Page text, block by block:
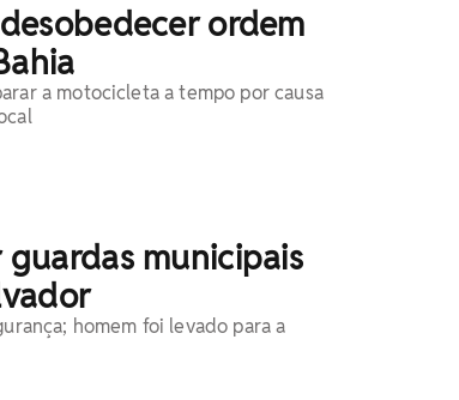
ordem
a motocicleta a tempo por causa
municipais
homem foi levado para a